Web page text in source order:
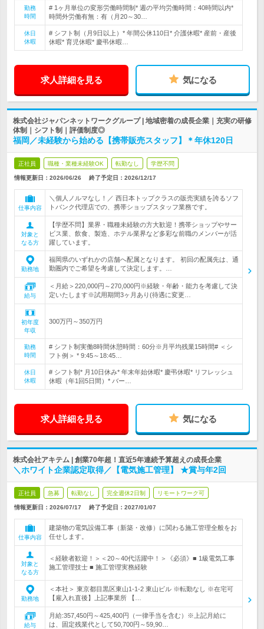
勤務
時間
# 1ヶ月単位の変形労働時間制* 週の平均労働時間：40時間以内*
時間外労働有無：有（月20～30…
休日
休暇
# シフト制（月9日以上）* 年間公休110日* 介護休暇* 産前・産後
休暇* 育児休暇* 慶弔休暇…
求人詳細を見る 気になる
株式会社ジャパンネットワークグループ | 地域密着の成長企業｜充実の研修
体制｜シフト制｜評価制度◎
福岡／未経験から始める【携帯販売スタッフ】＊年休120日
正社員 職種・業種未経験OK 転勤なし 学歴不問
情報更新日：2026/06/26 終了予定日： 2026/12/17
仕事内容
＼個人ノルマなし！／ 西日本トップクラスの販売実績を誇るソフ
トバンク代理店での、携帯ショップスタッフ業務です。
対象と
なる方
【学歴不問】業界・職種未経験の方大歓迎！携帯ショップやサー
ビス業、飲食、製造、ホテル業界など多彩な前職のメンバーが活
躍しています。
勤務地
福岡県のいずれかの店舗へ配属となります。 初回の配属先は、通
勤圏内でご希望を考慮して決定します。…
給与
＜月給＞220,000円～270,000円※経験・年齢・能力を考慮して決
定いたします※試用期間3ヶ月あり(待遇に変更…
初年度
年収
300万円～350万円
勤務
時間
# シフト制実働8時間休憩時間：60分※月平均残業15時間# ＜シ
フト例＞ * 9:45～18:45…
休日
休暇
# シフト制* 月10日休み* 年末年始休暇* 慶弔休暇* リフレッシュ
休暇（年1回5日間）* バー…
求人詳細を見る 気になる
株式会社アキテム | 創業70年超！直近5年連続予算超えの成長企業
＼ホワイト企業認定取得／【電気施工管理】 ★賞与年2回
正社員 急募 転勤なし 完全週休2日制 リモートワーク可
情報更新日：2026/07/17 終了予定日： 2027/01/07
仕事内容
建築物の電気設備工事（新築・改修）に関わる施工管理全般をお
任せします。
対象と
なる方
＜経験者歓迎！＞＜20～40代活躍中！＞《必須》■ 1級電気工事
施工管理技士 ■ 施工管理実務経験
勤務地
＜本社＞ 東京都目黒区東山1-1-2 東山ビル ※転勤なし ※在宅可
【雇入れ直後】上記事業所 【…
給与
月給:357,450円～425,400円（一律手当を含む）※上記月給に
は、固定残業代として50,700円～59,90…